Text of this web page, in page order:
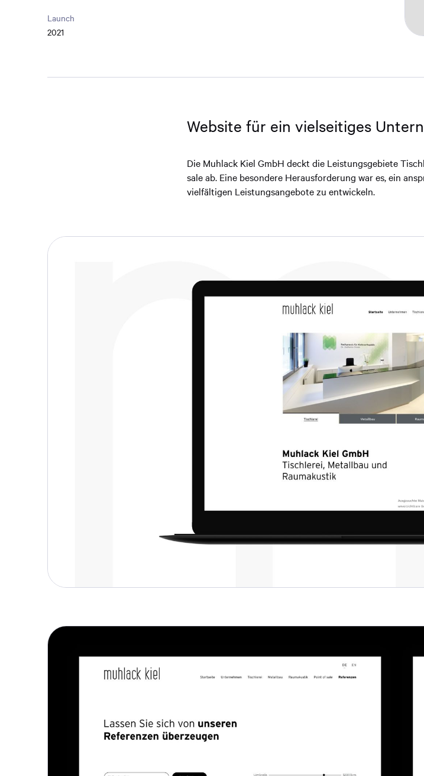
Launch
2021
Website für ein vielseitiges
Die Muhlack Kiel GmbH deckt die Leistungsgebiete
sale ab. Eine besondere Herausforderung war es, ein
vielfältigen Leistungsangebote zu entwickeln.